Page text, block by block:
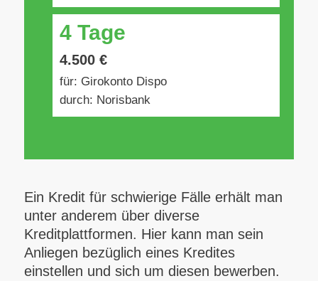
4 Tage
4.500 €
für: Girokonto Dispo
durch: Norisbank
Ein Kredit für schwierige Fälle erhält man
unter anderem über diverse
Kreditplattformen. Hier kann man sein
Anliegen bezüglich eines Kredites
einstellen und sich um diesen bewerben.